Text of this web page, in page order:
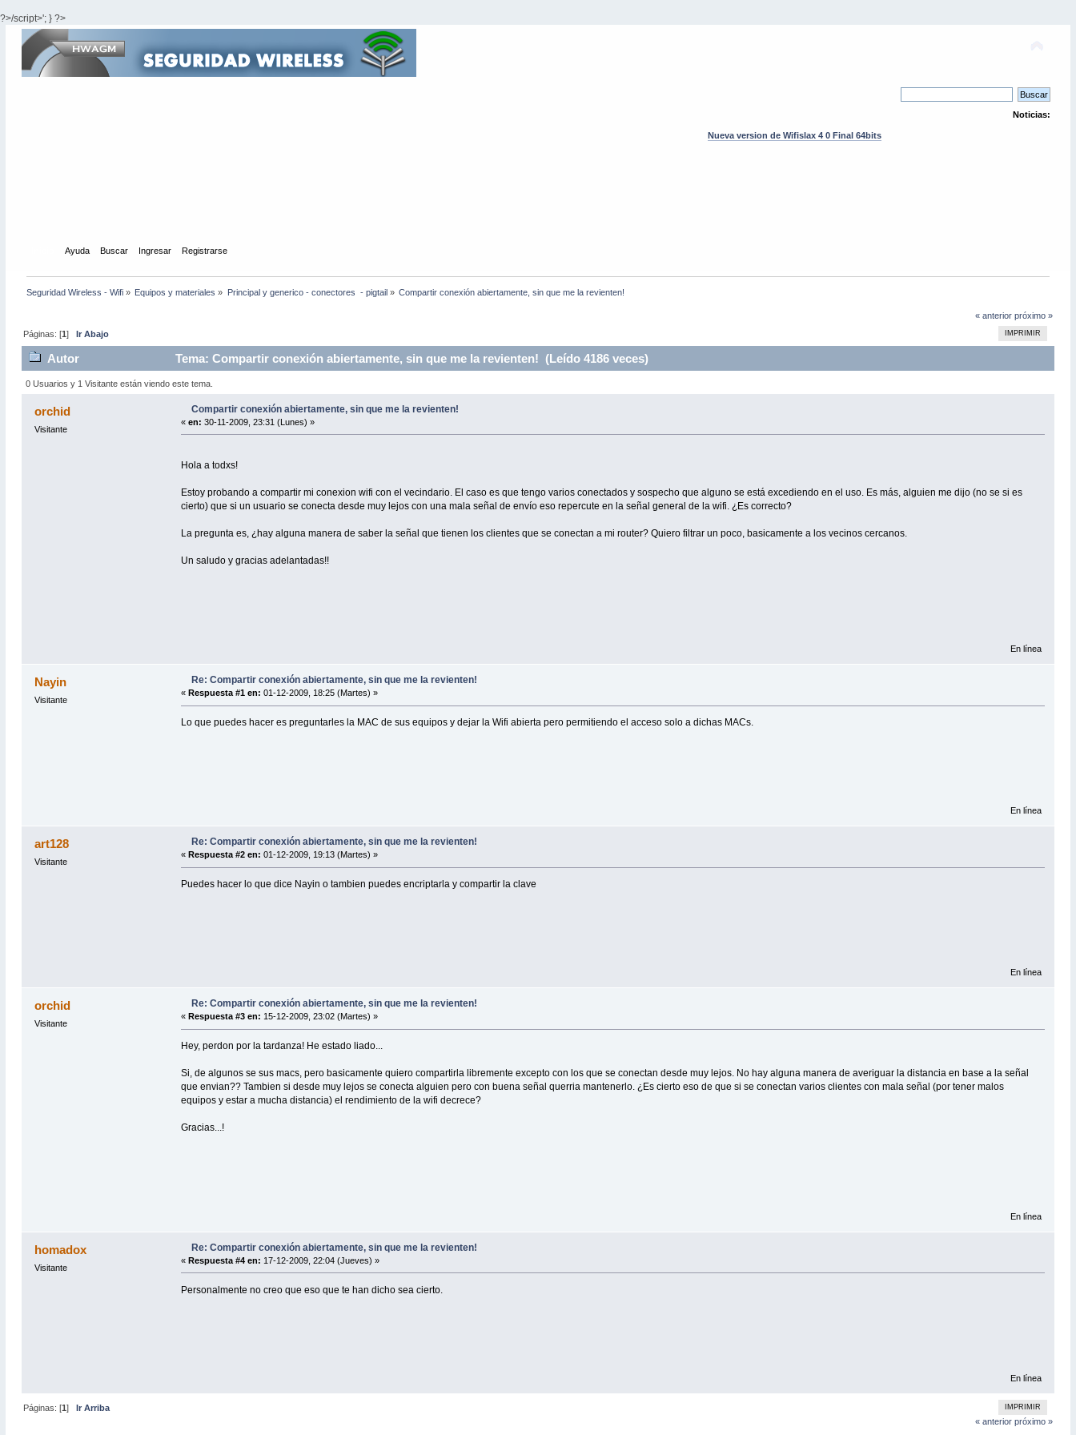
?>/script>'; } ?>
Noticias:
Nueva version de Wifislax 4 0 Final 64bits
Ayuda Buscar Ingresar Registrarse
Seguridad Wireless - Wifi» Equipos y materiales » Principal y generico - conectores  - pigtail» Compartir conexión abiertamente, sin que me la revienten!
« anterior próximo »
IMPRIMIR
Páginas: [1] Ir Abajo
Autor Tema: Compartir conexión abiertamente, sin que me la revienten! (Leído 4186 veces)
0 Usuarios y 1 Visitante están viendo este tema.
orchid
Visitante
Compartir conexión abiertamente, sin que me la revienten!
«en: 30-11-2009, 23:31 (Lunes) »
Hola a todxs!
Estoy probando a compartir mi conexion wifi con el vecindario. El caso es que tengo varios conectados y sospecho que alguno se está excediendo en el uso. Es más, alguien me dijo (no se si es
cierto) que si un usuario se conecta desde muy lejos con una mala señal de envío eso repercute en la señal general de la wifi. ¿Es correcto?
La pregunta es, ¿hay alguna manera de saber la señal que tienen los clientes que se conectan a mi router? Quiero filtrar un poco, basicamente a los vecinos cercanos.
Un saludo y gracias adelantadas!!
En línea
Nayin
Visitante
Re: Compartir conexión abiertamente, sin que me la revienten!
«Respuesta #1 en: 01-12-2009, 18:25 (Martes) »
Lo que puedes hacer es preguntarles la MAC de sus equipos y dejar la Wifi abierta pero permitiendo el acceso solo a dichas MACs.
En línea
art128
Visitante
Re: Compartir conexión abiertamente, sin que me la revienten!
« Respuesta #2 en: 01-12-2009, 19:13 (Martes) »
Puedes hacer lo que dice Nayin o tambien puedes encriptarla y compartir la clave
En línea
orchid
Visitante
Re: Compartir conexión abiertamente, sin que me la revienten!
« Respuesta #3 en: 15-12-2009, 23:02 (Martes) »
Hey, perdon por la tardanza! He estado liado...
Si, de algunos se sus macs, pero basicamente quiero compartirla libremente excepto con los que se conectan desde muy lejos. No hay alguna manera de averiguar la distancia en base a la señal
que envian?? Tambien si desde muy lejos se conecta alguien pero con buena señal querria mantenerlo. ¿Es cierto eso de que si se conectan varios clientes con mala señal (por tener malos
equipos y estar a mucha distancia) el rendimiento de la wifi decrece?
Gracias...!
En línea
homadox
Visitante
Re: Compartir conexión abiertamente, sin que me la revienten!
«Respuesta #4 en: 17-12-2009, 22:04 (Jueves) »
Personalmente no creo que eso que te han dicho sea cierto.
En línea
IMPRIMIR
Páginas: [1] Ir Arriba
« anterior próximo »